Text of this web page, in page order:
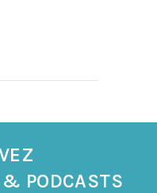
& PODCASTS